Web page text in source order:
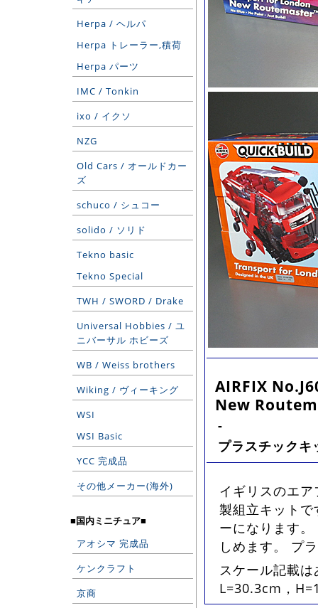
Herpa / ヘルパ
Herpa トレーラー,積荷
Herpa パーツ
IMC / Tonkin
ixo / イクソ
NZG
Old Cars / オールドカー
ズ
schuco / シュコー
solido / ソリド
Tekno basic
Tekno Special
TWH / SWORD / Drake
Universal Hobbies / ユ
ニバーサル ホビーズ
WB / Weiss brothers
Wiking / ヴィーキング
WSI
WSI Basic
YCC 完成品
その他メーカー(海外)
■国内ミニチュア■
アオシマ 完成品
ケンクラフト
京商
AIRFIX
New
-
プラスチックキ
イギリスのエ
製組立キット
ーになります
しめます。 プ
スケール記載
L=30.3cm，